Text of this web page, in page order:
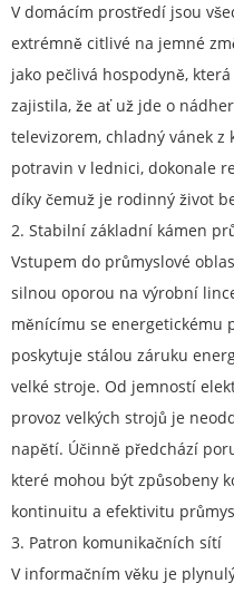
V domácím prostředí jsou
extrémně citlivé na jemné
jako pečlivá hospodyně,
zajistila, že ať už jde o
televizorem, chladný vánek
potravin v lednici, dokonale
díky čemuž je rodinný život
2. Stabilní základní kámen
Vstupem do průmyslové
silnou oporou na výrobní
měnícímu se energetickému
poskytuje stálou záruku
velké stroje. Od jemností
provoz velkých strojů je
napětí. Účinně předchází
které mohou být způsobeny
kontinuitu a efektivitu
3. Patron komunikačních sítí
V informačním věku je